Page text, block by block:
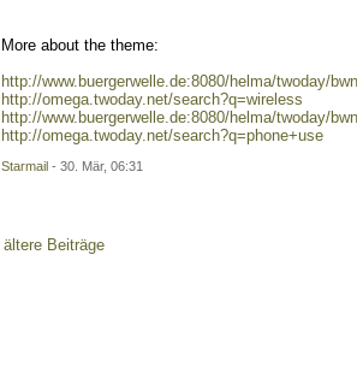
More about the theme:
http://www.buergerwelle.de:8080/helma/twoday/
http://omega.twoday.net/search?q=wireless
http://www.buergerwelle.de:8080/helma/twoday/
http://omega.twoday.net/search?q=phone+use
Starmail - 30. Mär, 06:31
ältere Beiträge